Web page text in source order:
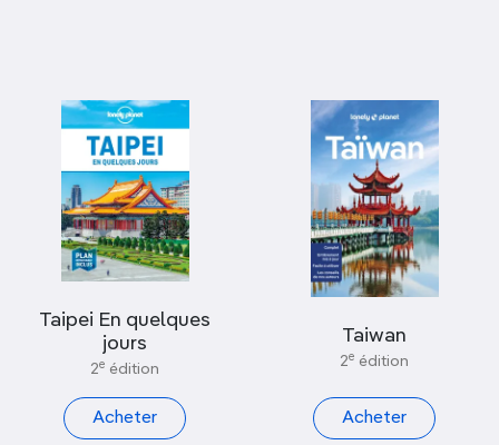
Afficher uniquement les nouveautés
Trier
Taipei En quelques
jours
2e édition
Acheter
Taiwan
2e édition
Acheter